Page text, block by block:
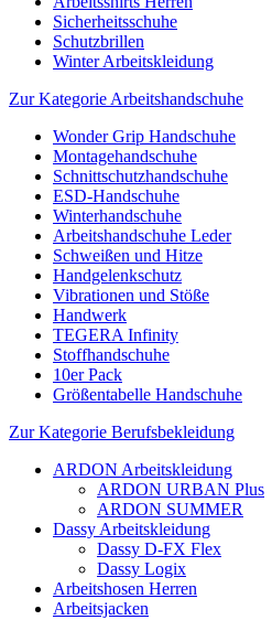
Sicherheitsschuhe
Schutzbrillen
Winter Arbeitskleidung
Zur Kategorie Arbeitshandschuhe
Wonder Grip Handschuhe
Montagehandschuhe
Schnittschutzhandschuhe
ESD-Handschuhe
Winterhandschuhe
Arbeitshandschuhe Leder
Schweißen und Hitze
Handgelenkschutz
Vibrationen und Stöße
Handwerk
TEGERA Infinity
Stoffhandschuhe
10er Pack
Größentabelle Handschuhe
Zur Kategorie Berufsbekleidung
ARDON Arbeitskleidung
ARDON URBAN Plus
ARDON SUMMER
Dassy Arbeitskleidung
Dassy D-FX Flex
Dassy Logix
Arbeitshosen Herren
Arbeitsjacken